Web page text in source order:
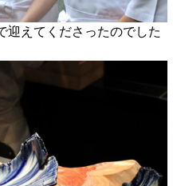
迎えてくださったのでした